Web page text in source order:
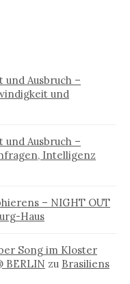
und Ausbruch –
und
und Ausbruch –
Intelligenz
– NIGHT OUT
Haus
Song im Kloster
BERLIN zu Brasiliens